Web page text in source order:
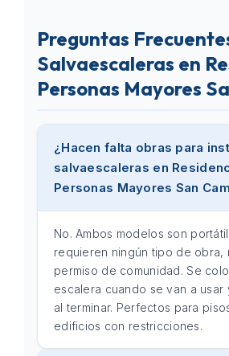
Preguntas
Salvaescaleras en
Personas Mayores
¿Hacen falta obras para
salvaescaleras en
Personas Mayores San
No. Ambos modelos son
requieren ningún tipo de obra,
permiso de comunidad. Se
escalera cuando se van a usar
al terminar. Perfectos para
edificios con restricciones.